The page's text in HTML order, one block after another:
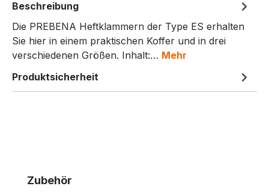
Beschreibung
Die PREBENA Heftklammern der Type ES erhalten
Sie hier in einem praktischen Koffer und in drei
verschiedenen Größen. Inhalt:… Mehr
Produktsicherheit
Produktgalerie überspringen
Zubehör